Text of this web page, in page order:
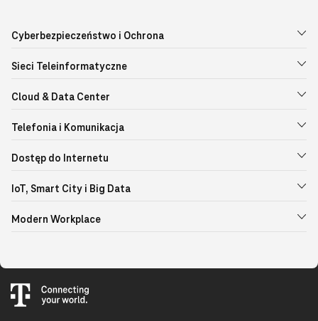
Cyberbezpieczeństwo i Ochrona
Sieci Teleinformatyczne
Cloud & Data Center
Telefonia i Komunikacja
Dostęp do Internetu
IoT, Smart City i Big Data
Modern Workplace